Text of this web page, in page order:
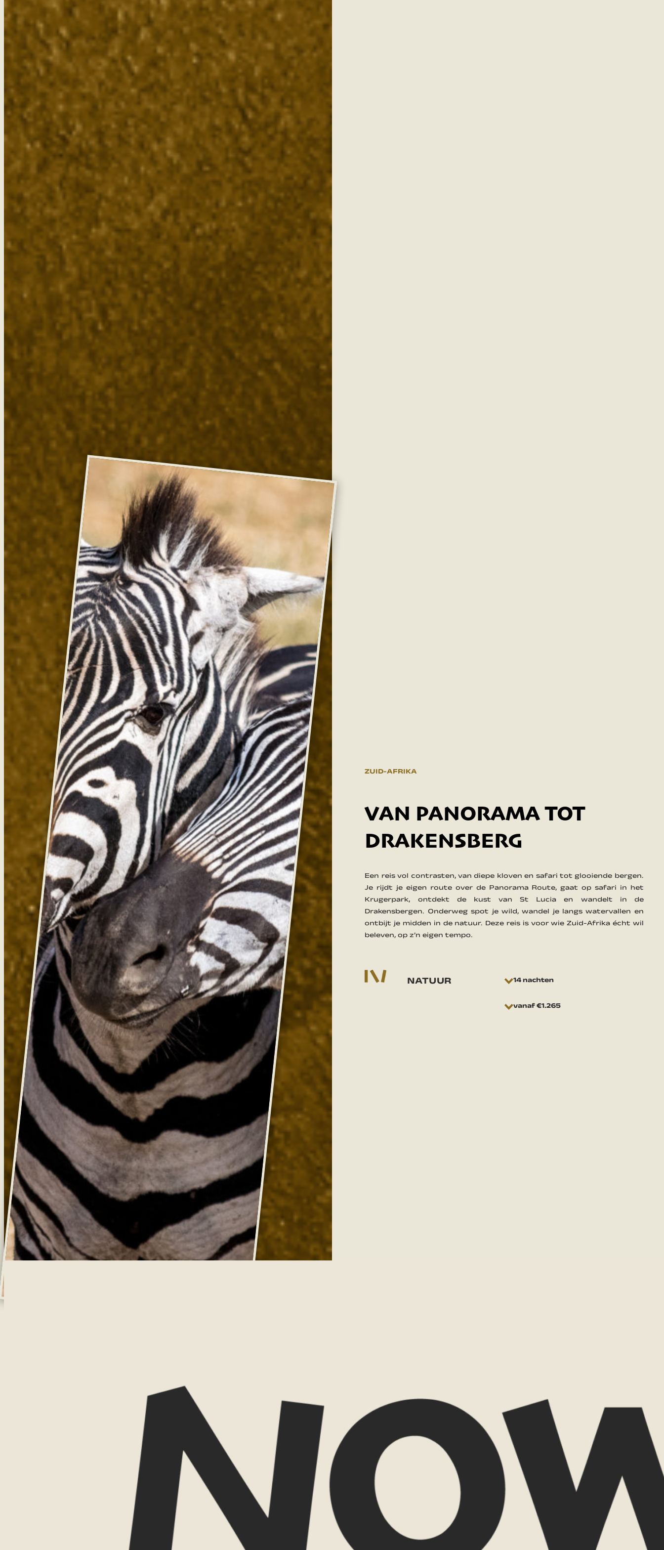
ZUID-AFRIKA
VAN PANORAMA TOT
DRAKENSBERG
Een reis vol contrasten, van diepe kloven en safari tot glooiende bergen.
Je rijdt je eigen route over de Panorama Route, gaat op safari in het
Krugerpark, ontdekt de kust van St Lucia en wandelt in de
Drakensbergen. Onderweg spot je wild, wandel je langs watervallen en
ontbijt je midden in de natuur. Deze reis is voor wie Zuid-Afrika écht wil
beleven, op z’n eigen tempo.
NATUUR 14 nachten
vanaf €1.265